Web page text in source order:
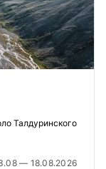
Талдуринского
— 18.08.2026